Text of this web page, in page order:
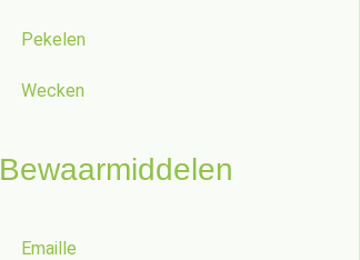
Pekelen
Wecken
Bewaarmiddelen
Emaille